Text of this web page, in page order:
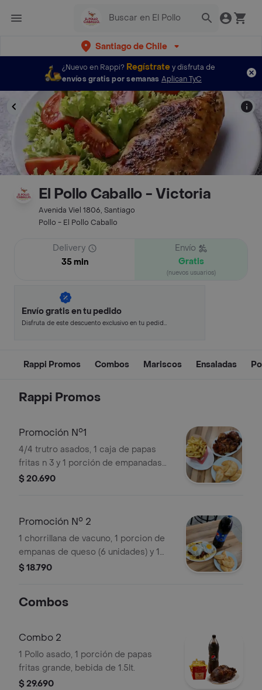
Santiago de Chile
¿Nuevo en Rappi? Regístratey disfruta de
envíos gratis por semanas Aplican TyC
El Pollo Caballo - Victoria
Avenida Viel 1806, Santiago
Pollo - El Pollo Caballo
Delivery
35 min
Envío
Gratis
(nuevos usuarios)
Envío gratis en tu pedido
Disfruta de este descuento exclusivo en tu pedido
Rappi Promos Combos Mariscos Ensaladas
Rappi Promos
Promoción N°1
4/4 trutro asados, 1 caja de papas
fritas n 3 y 1 porción de empanadas
de queso (6 unidades)
$ 20.690
Promoción N° 2
1 chorrillana de vacuno, 1 porcion de
empanas de queso (6 unidades) y 1
bebida 2 lt a elección del cliente.
$ 18.790
Combos
Combo 2
1 Pollo asado, 1 porción de papas
fritas grande, bebida de 1.5lt.
$ 29.690